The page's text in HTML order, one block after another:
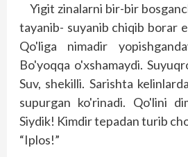
Yigit zinalarni bir-bir
tayanib- suyanib chiqib borar
Qo'liga nimadir
Bo'yoqqa o'xshamaydi.
Suv, shekilli. Sarishta
supurgan ko'rinadi. Qo'lini
Siydik! Kimdir tepadan turib
“Iplos!”